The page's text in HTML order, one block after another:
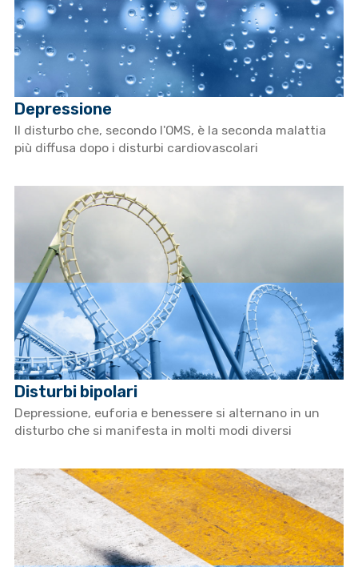
Depressione
Il disturbo che, secondo l'OMS, è la seconda malattia
più diffusa dopo i disturbi cardiovascolari
Disturbi bipolari
Depressione, euforia e benessere si alternano in un
disturbo che si manifesta in molti modi diversi